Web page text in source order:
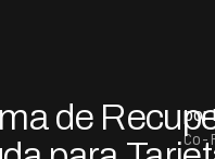
de
por
Co-